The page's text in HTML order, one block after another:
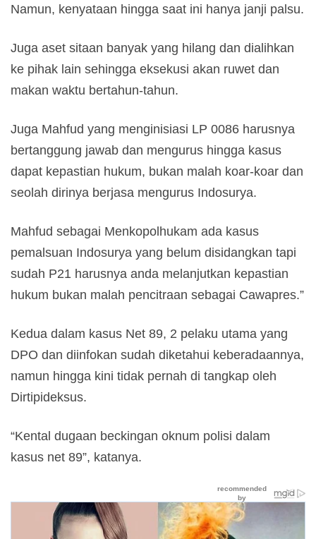
Namun, kenyataan hingga saat ini hanya janji palsu.
Juga aset sitaan banyak yang hilang dan dialihkan
ke pihak lain sehingga eksekusi akan ruwet dan
makan waktu bertahun-tahun.
Juga Mahfud yang menginisiasi LP 0086 harusnya
bertanggung jawab dan mengurus hingga kasus
dapat kepastian hukum, bukan malah koar-koar dan
seolah dirinya berjasa mengurus Indosurya.
Mahfud sebagai Menkopolhukam ada kasus
pemalsuan Indosurya yang belum disidangkan tapi
sudah P21 harusnya anda melanjutkan kepastian
hukum bukan malah pencitraan sebagai Cawapres.”
Kedua dalam kasus Net 89, 2 pelaku utama yang
DPO dan diinfokan sudah diketahui keberadaannya,
namun hingga kini tidak pernah di tangkap oleh
Dirtipideksus.
“Kental dugaan beckingan oknum polisi dalam
kasus net 89”, katanya.